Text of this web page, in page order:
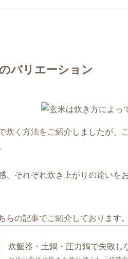
バリエーション
炊く方法をご紹介しましたが、
、それぞれ炊き上がりの違いを
らの記事でご紹介しております
炊飯器・土鍋・圧力鍋で失敗し